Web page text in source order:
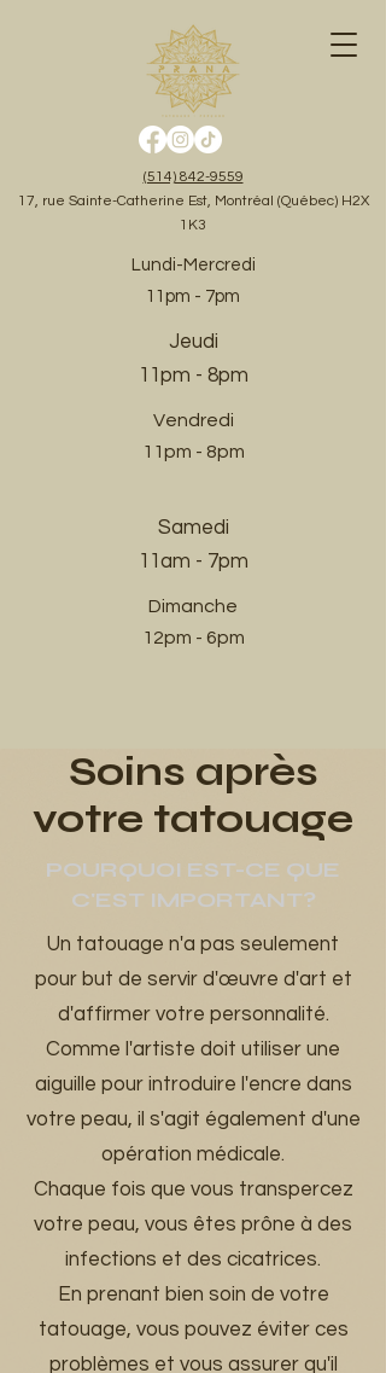
Lundi-Mercredi
11pm - 7pm
Vendredi
11pm - 8pm
Dimanche
12pm - 6pm
(514) 842-9559
17, rue Sainte-Catherine Est, Montréal (Québec) H2X
1K3
Samedi
11am - 7pm​
Jeudi
11pm - 8pm
Soins après
votre tatouage
POURQUOI EST-CE QUE
C'EST IMPORTANT?
Un tatouage n'a pas seulement
pour but de servir d'œuvre d'art et
d'affirmer votre personnalité.
Comme l'artiste doit utiliser une
aiguille pour introduire l'encre dans
votre peau, il s'agit également d'une
opération médicale.
Chaque fois que vous transpercez
votre peau, vous êtes prône à des
infections et des cicatrices.
En prenant bien soin de votre
tatouage, vous pouvez éviter ces
problèmes et vous assurer qu'il